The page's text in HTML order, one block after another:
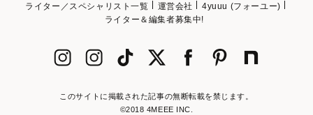
ライター／スペシャリスト一覧
運営会社
4yuuu (フォーユー)
ライター＆編集者募集中!
このサイトに掲載された記事の無断転載を禁じます。
©2018 4MEEE INC.